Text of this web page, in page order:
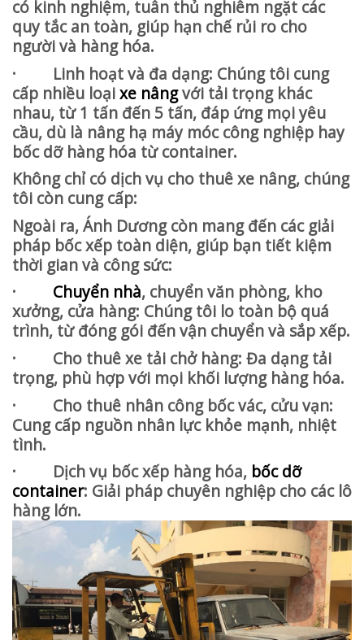
có kinh nghiệm, tuân thủ nghiêm ngặt các
quy tắc an toàn, giúp hạn chế rủi ro cho
người và hàng hóa.
· Linh hoạt và đa dạng: Chúng tôi cung
cấp nhiều loạixe nângvới tải trọng khác
nhau, từ 1 tấn đến 5 tấn, đáp ứng mọi yêu
cầu, dù là nâng hạ máy móc công nghiệp hay
bốc dỡ hàng hóa từ container.
Không chỉ có dịch vụ cho thuê xe nâng, chúng
tôi còn cung cấp:
Ngoài ra, Ánh Dương còn mang đến các giải
pháp bốc xếp toàn diện, giúp bạn tiết kiệm
thời gian và công sức:
· Chuyển nhà, chuyển văn phòng, kho
xưởng, cửa hàng: Chúng tôi lo toàn bộ quá
trình, từ đóng gói đến vận chuyển và sắp xếp.
· Cho thuê xe tải chở hàng: Đa dạng tải
trọng, phù hợp với mọi khối lượng hàng hóa.
· Cho thuê nhân công bốc vác, cửu vạn:
Cung cấp nguồn nhân lực khỏe mạnh, nhiệt
tình.
· Dịch vụ bốc xếp hàng hóa, bốc dỡ
container: Giải pháp chuyên nghiệp cho các lô
hàng lớn.